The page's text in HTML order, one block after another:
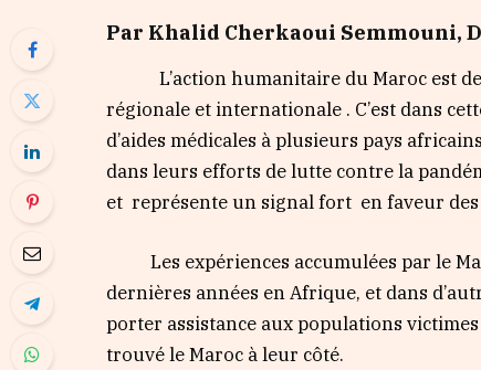
Par Khalid Cherkaoui Semmouni,
L’action humanitaire du Maroc est
régionale et internationale . C’est dans
d’aides médicales à plusieurs pays
dans leurs efforts de lutte contre la
et représente un signal fort en faveur
Les expériences accumulées par le
dernières années en Afrique, et dans
porter assistance aux populations
trouvé le Maroc à leur côté.